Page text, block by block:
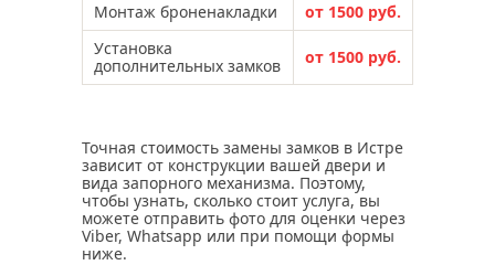
Монтаж броненакладки
от 1500 руб.
Установка
дополнительных замков
от 1500 руб.
Точная стоимость замены замков в Истре
зависит от конструкции вашей двери и
вида запорного механизма. Поэтому,
чтобы узнать, сколько стоит услуга, вы
можете отправить фото для оценки через
Viber, Whatsapp или при помощи формы
ниже.